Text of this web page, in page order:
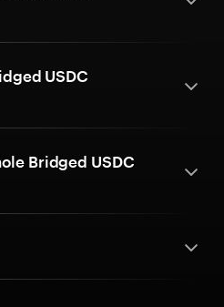
USDC
Bridged USDC